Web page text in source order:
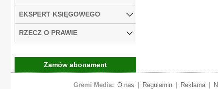
EKSPERT KSIĘGOWEGO
RZECZ O PRAWIE
Zamów abonament
Gremi Media: O nas Regulamin Reklama